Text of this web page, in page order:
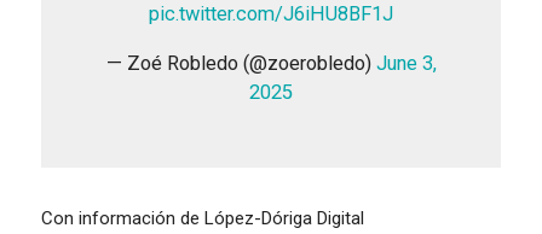
pic.twitter.com/J6iHU8BF1J
— Zoé Robledo (@zoerobledo) June 3,
2025
Con información de López-Dóriga Digital